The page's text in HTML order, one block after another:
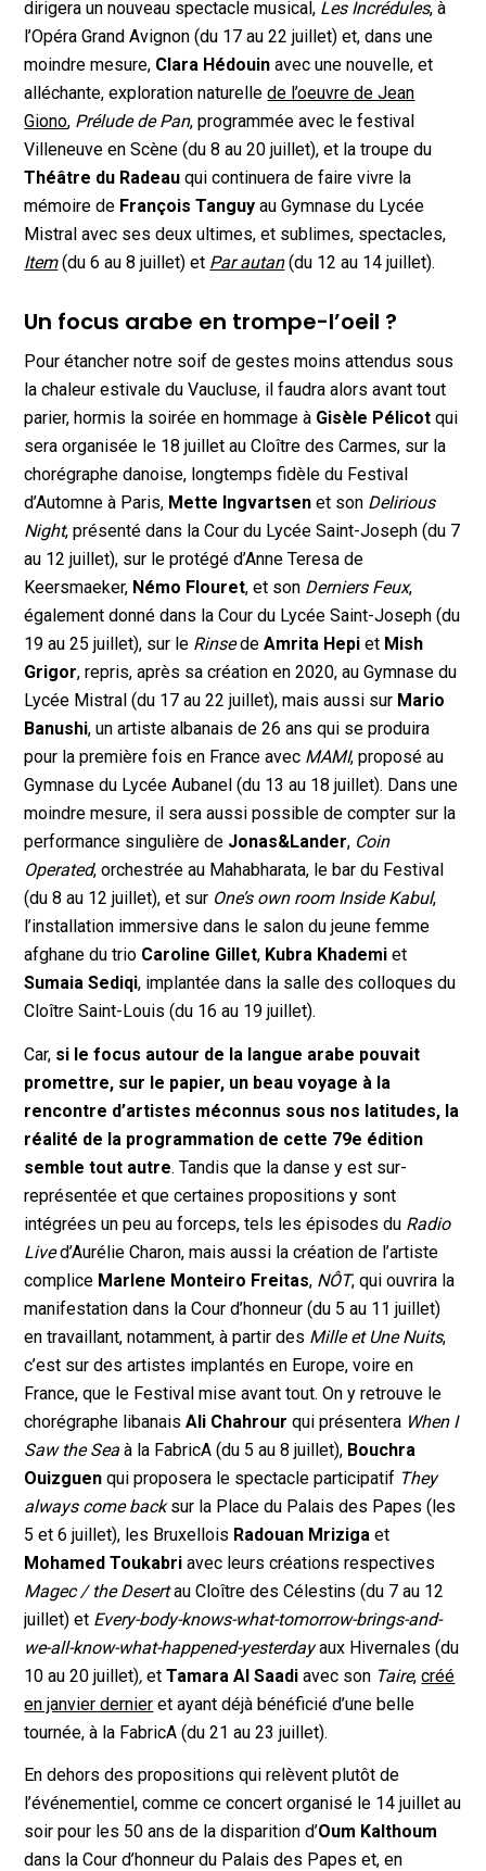
dirigera un nouveau spectacle musical, Les Incrédules, à
l’Opéra Grand Avignon (du 17 au 22 juillet) et, dans une
moindre mesure, Clara Hédouin avec une nouvelle, et
alléchante, exploration naturellede l’oeuvre de Jean
Giono, Prélude de Pan, programmée avec le festival
Villeneuve en Scène (du 8 au 20 juillet), et la troupe du
Théâtre du Radeau qui continuera de faire vivre la
mémoire de François Tanguy au Gymnase du Lycée
Mistral avec ses deux ultimes, et sublimes, spectacles,
Item(du 6 au 8 juillet) et Par autan(du 12 au 14 juillet).
Un focus arabe en trompe-l’oeil ?
Pour étancher notre soif de gestes moins attendus sous
la chaleur estivale du Vaucluse, il faudra alors avant tout
parier, hormis la soirée en hommage à Gisèle Pélicot qui
sera organisée le 18 juillet au Cloître des Carmes, sur la
chorégraphe danoise, longtemps fidèle du Festival
d’Automne à Paris, Mette Ingvartsen et son Delirious
Night, présenté dans la Cour du Lycée Saint-Joseph (du 7
au 12 juillet), sur le protégé d’Anne Teresa de
Keersmaeker, Némo Flouret, et son Derniers Feux,
également donné dans la Cour du Lycée Saint-Joseph (du
19 au 25 juillet), sur le RinsedeAmrita Hepiet Mish
Grigor, repris, après sa création en 2020, au Gymnase du
Lycée Mistral (du 17 au 22 juillet), mais aussi sur Mario
Banushi, un artiste albanais de 26 ans qui se produira
pour la première fois en France avec MAMI, proposé au
Gymnase du Lycée Aubanel (du 13 au 18 juillet). Dans une
moindre mesure, il sera aussi possible de compter sur la
performance singulière de Jonas&Lander, Coin
Operated, orchestrée au Mahabharata, le bar du Festival
(du 8 au 12 juillet), et sur One’s own room Inside Kabul,
l’installation immersive dans le salon du jeune femme
afghane du trio Caroline Gillet, Kubra Khademi et
Sumaia Sediqi, implantée dans la salle des colloques du
Cloître Saint-Louis (du 16 au 19 juillet).
Car, si le focus autour de la langue arabe pouvait
promettre, sur le papier, un beau voyage à la
rencontre d’artistes méconnus sous nos latitudes, la
réalité de la programmation de cette 79e édition
semble tout autre. Tandis que la danse y est sur-
représentée et que certaines propositions y sont
intégrées un peu au forceps, tels les épisodes du Radio
Lived’Aurélie Charon, mais aussi la création de l’artiste
complice Marlene Monteiro Freitas, NÔT, qui ouvrira la
manifestation dans la Cour d’honneur (du 5 au 11 juillet)
en travaillant, notamment, à partir des Mille et Une Nuits,
c’est sur des artistes implantés en Europe, voire en
France, que le Festival mise avant tout. On y retrouve le
chorégraphe libanaisAli Chahrour qui présentera When I
Saw the Sea à la FabricA (du 5 au 8 juillet), Bouchra
Ouizguen qui proposera le spectacle participatif They
always come backsur la Place du Palais des Papes (les
5 et 6 juillet), les Bruxellois Radouan Mriziga et
Mohamed Toukabri avec leurs créations respectives
Magec / the Desertau Cloître des Célestins (du 7 au 12
juillet) et Every-body-knows-what-tomorrow-brings-and-
we-all-know-what-happened-yesterdayaux Hivernales (du
10 au 20 juillet),etTamara Al Saadiavec son Taire,créé
en janvier dernier et ayant déjà bénéficié d’une belle
tournée, à la FabricA (du 21 au 23 juillet).
En dehors des propositions qui relèvent plutôt de
l’événementiel, comme ce concert organisé le 14 juillet au
soir pour les 50 ans de la disparition d’Oum Kalthoum
dans la Cour d’honneur du Palais des Papes et, en